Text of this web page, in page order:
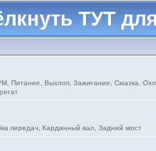
ТУТ
, Питание Выхлоп, Зажигание Смазка
передач, Карданный вал Задний мост